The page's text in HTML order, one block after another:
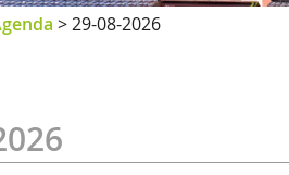
>29-08-2026